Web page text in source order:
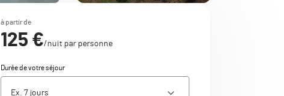
à partir de
125 €/nuit par personne
Durée de votre séjour